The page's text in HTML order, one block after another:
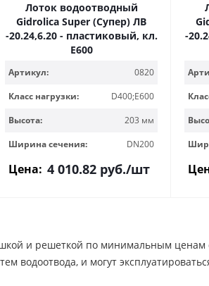
Лоток водоотводный
Gidrolica Super (Супер) ЛВ
-20.24,6.20 - пластиковый, кл.
Е600
Артикул:
0820
Класс нагрузки:
D400;E600
Высота:
203 мм
Ширина сечения:
DN200
Цена: 4 010.82руб./шт
-
и решеткой по минимальным ценам
водоотвода, и могут